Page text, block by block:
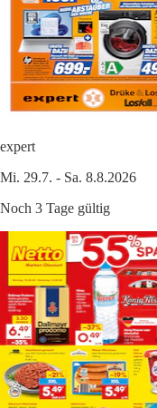
expert
Mi. 29.7. - Sa. 8.8.2026
Noch 3 Tage gültig